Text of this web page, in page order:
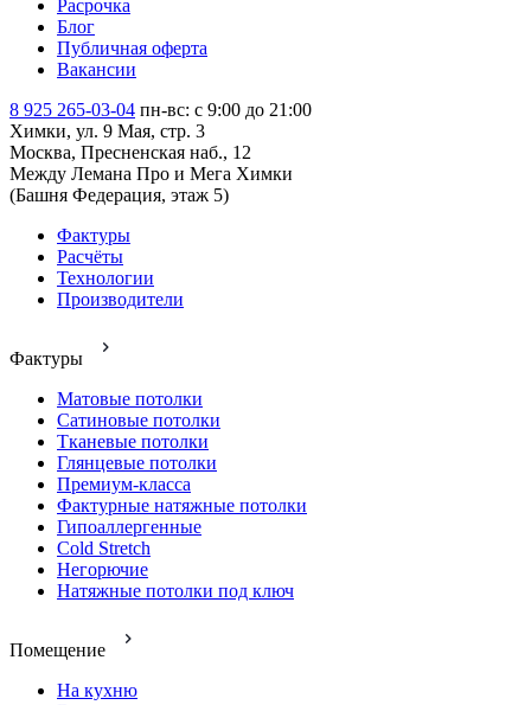
Расрочка
Блог
Публичная оферта
Вакансии
8 925 265-03-04 пн-вс: c 9:00 до 21:00
Химки, ул. 9 Мая, стр. 3
Москва, Пресненская наб., 12
Между Лемана Про и Мега Химки
(Башня Федерация, этаж 5)
Фактуры
Расчёты
Технологии
Производители
Фактуры
Матовые потолки
Сатиновые потолки
Тканевые потолки
Глянцевые потолки
Премиум-класса
Фактурные натяжные потолки
Гипоаллергенные
Cold Stretch
Негорючие
Натяжные потолки под ключ
Помещение
На кухню